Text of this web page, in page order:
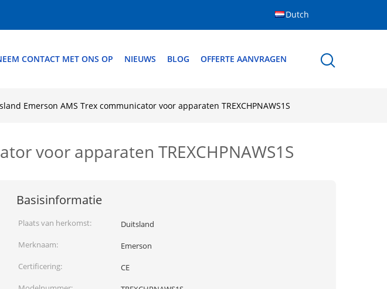
Dutch
CONTACT MET ONS OP NIEUWS BLOG OFFERTE AANVRAGEN
Emerson AMS Trex communicator voor apparaten TREXCHPNAWS1S
voor apparaten TREXCHPNAWS1S
Basisinformatie
Plaats van herkomst:
Duitsland
Merknaam:
Emerson
Certificering:
CE